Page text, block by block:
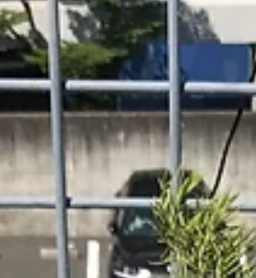
2022年5月15日
会社
観葉植物植替え作業 埼
観葉植物植替え作業 埼玉県さいた
０- （用土、作業費、移動費含む）